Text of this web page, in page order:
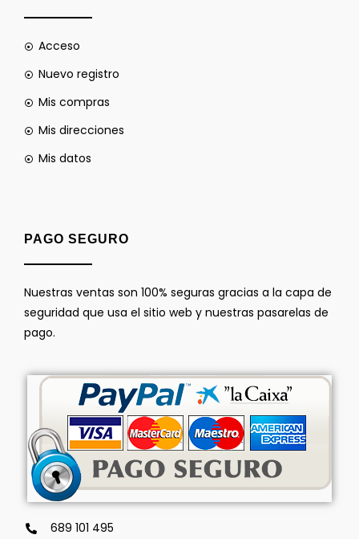
Acceso
Nuevo registro
Mis compras
Mis direcciones
Mis datos
PAGO SEGURO
Nuestras ventas son 100% seguras gracias a la capa de
seguridad que usa el sitio web y nuestras pasarelas de
pago.
689 101 495